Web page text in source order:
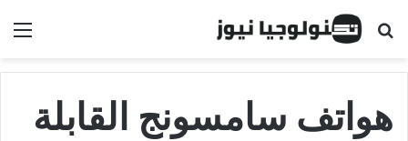
البحث عن
هواتف سامسونج القابلة